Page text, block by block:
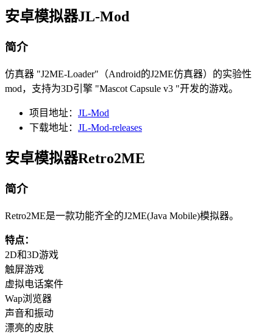
安卓模拟器JL-Mod
简介
仿真器 "J2ME-Loader"（Android的J2ME仿真器）的实验性
mod，支持为3D引擎 "Mascot Capsule v3 "开发的游戏。
项目地址： JL-Mod
下载地址： JL-Mod-releases
安卓模拟器Retro2ME
简介
Retro2ME是一款功能齐全的J2ME(Java Mobile)模拟器。
特点：
2D和3D游戏
触屏游戏
虚拟电话案件
Wap浏览器
声音和振动
漂亮的皮肤